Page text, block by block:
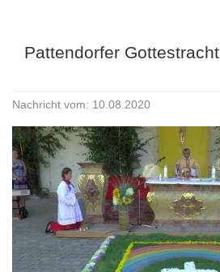
Pattendorfer Gottestracht
Nachricht vom: 10.08.2020